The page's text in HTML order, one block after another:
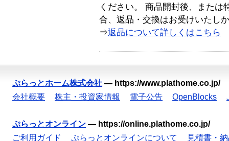
ください。 商品開封後、または
合、返品・交換はお受けいたし
⇒返品について詳しくはこちら
ぷらっとホーム株式会社 — https://www.plathome.co.jp/
会社概要
株主・投資家情報 電子公告 OpenBlocks
ぷらっとオンライン — https://online.plathome.co.jp/
ご利用ガイド
ぷらっとオンラインについて 見積書・